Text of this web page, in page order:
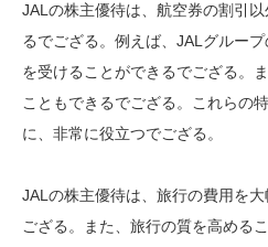
JALの株主優待は、航空券の割引
るでござる。例えば、JALグルー
を受けることができるでござる。
こともできるでござる。これらの
に、非常に役立つでござる。
JALの株主優待は、旅行の費用を
ござる。また、旅行の質を高める